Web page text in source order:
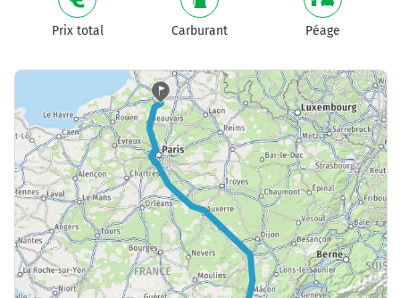
Prix total Carburant Péage